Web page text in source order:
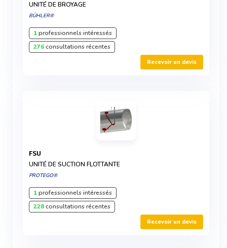
UNITÉ DE BROYAGE
BÜHLER®
1professionnels intéressés
276consultations récentes
Recevoir un devis
FSU
UNITÉ DE SUCTION FLOTTANTE
PROTEGO®
1professionnels intéressés
228consultations récentes
Recevoir un devis